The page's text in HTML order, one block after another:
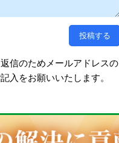
信のためメールアドレスの
入をお願いいたします。